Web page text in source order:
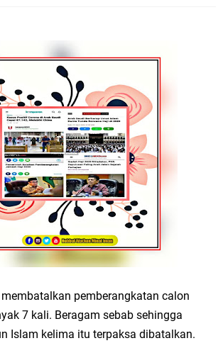
pemberangkatan calon
7 kali. Beragam sebab sehingga
Islam kelima itu terpaksa dibatalkan.